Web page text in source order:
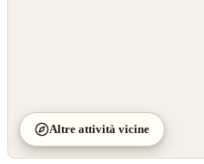
Altre attività vicine